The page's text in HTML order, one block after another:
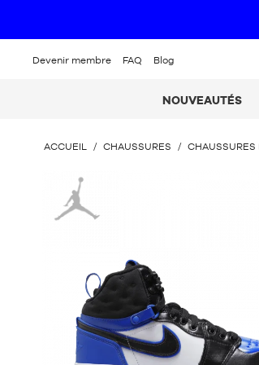
Devenir membre FAQ Blog
NOUVEAUTÉS
VOUS
ACCUEIL / CHAUSSURES / CHAUSSURES